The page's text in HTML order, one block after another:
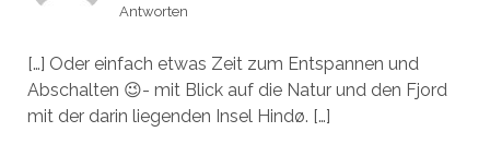
Antworten
[…] Oder einfach etwas Zeit zum Entspannen und
Abschalten 😉- mit Blick auf die Natur und den Fjord
mit der darin liegenden Insel Hindø. […]